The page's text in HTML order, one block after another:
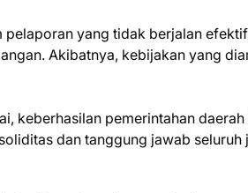
pelaporan yang tidak berjalan
Akibatnya, kebijakan yang
keberhasilan pemerintahan
dan tanggung jawab seluruh